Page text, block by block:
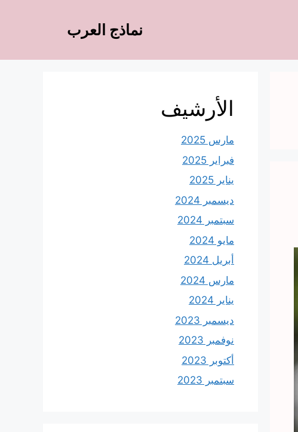
نماذج العرب
الأرشيف
مارس 2025
فبراير 2025
يناير 2025
ديسمبر 2024
سبتمبر 2024
مايو 2024
أبريل 2024
مارس 2024
يناير 2024
ديسمبر 2023
نوفمبر 2023
أكتوبر 2023
سبتمبر 2023